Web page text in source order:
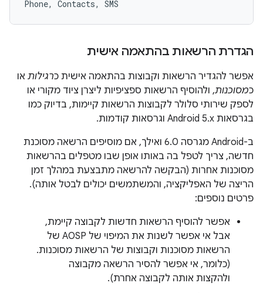
הגדרת הרשאות בהתאמה אישית
אפשר להגדיר הרשאות וקבוצות בהתאמה אישית כרגילות או
כמסוכנות, ולהוסיף הרשאות ספציפיות ליצרן ציוד מקורי או
לספק שירותי סלולר לקבוצות הרשאות קיימות, בדיוק כמו
בגרסאות Android 5.x וגרסאות קודמות.
ב-Android מגרסה 6.0 ואילך, אם מוסיפים הרשאה מסוכנת
חדשה, צריך לטפל בה באותו אופן שבו מטפלים בהרשאות
מסוכנות אחרות (הבקשה להרשאה מתבצעת במהלך זמן
הריצה של האפליקציה, והמשתמשים יכולים לבטל אותה).
פרטים נוספים:
אפשר להוסיף הרשאות חדשות לקבוצה קיימת,
אבל אי אפשר לשנות את המיפוי של AOSP של
הרשאות מסוכנות וקבוצות של הרשאות מסוכנות.
(כלומר, אי אפשר להסיר הרשאה מקבוצה
ולהקצות אותה לקבוצה אחרת).